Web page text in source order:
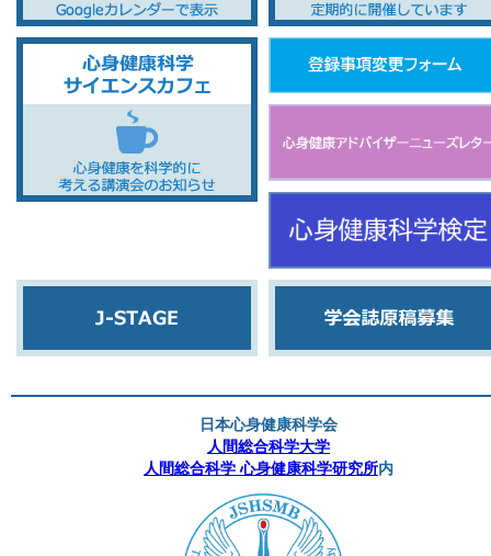
日本心身健康科学会
人間総合科学大学
人間総合科学 心身健康科学研究所内